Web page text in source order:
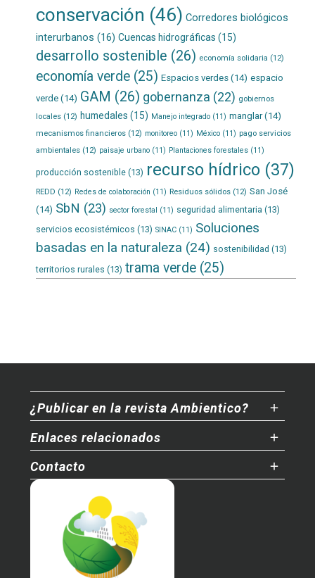
conservación (46) Corredores biológicos
interurbanos (16) Cuencas hidrográficas (15)
desarrollo sostenible (26) economía solidaria (12)
economía verde(25) Espacios verdes(14) espacio
verde(14) GAM (26) gobernanza (22) gobiernos
locales(12) humedales (15) Manejo integrado(11) manglar(14)
mecanismos financieros(12) monitoreo(11) México(11) pago servicios
ambientales(12) paisaje urbano(11) Plantaciones forestales(11)
producción sostenible(13) recurso hídrico(37)
REDD (12) Redes de colaboración (11) Residuos sólidos(12) San José
(14) SbN (23) sector forestal (11) seguridad alimentaria (13)
servicios ecosistémicos (13) SINAC(11) Soluciones
basadas en la naturaleza (24) sostenibilidad (13)
territorios rurales (13) trama verde(25)
¿Publicar en la revista Ambientico?
Enlaces relacionados
Contacto